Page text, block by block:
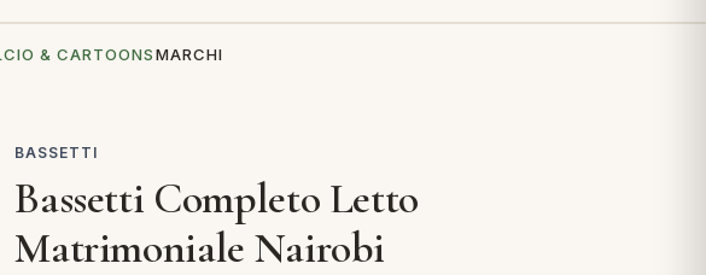
& CARTOONSMARCHI
BASSETTI
Bassetti Completo Letto
Matrimoniale Nairobi